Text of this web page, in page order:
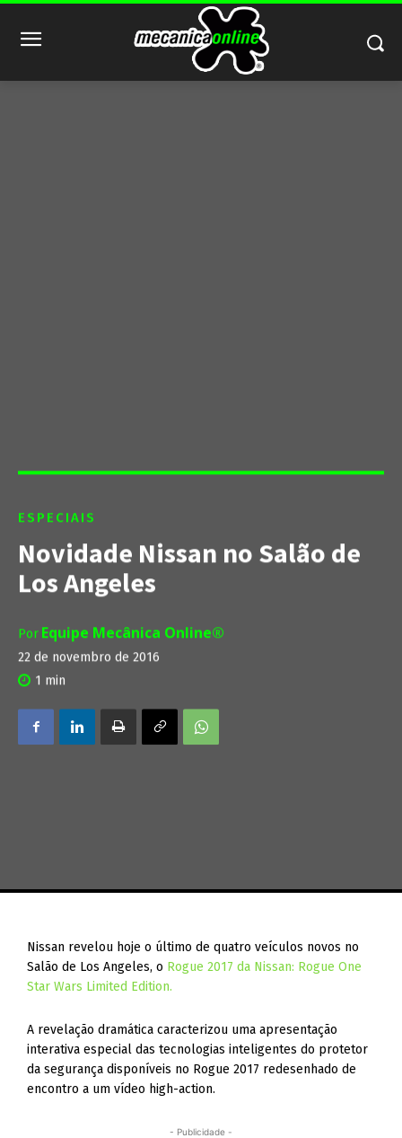
ESPECIAIS
Novidade Nissan no Salão de
Los Angeles
Por Equipe Mecânica Online®
22 de novembro de 2016
1 min
Nissan revelou hoje o último de quatro veículos novos no
Salão de Los Angeles, o Rogue 2017 da Nissan: Rogue One
Star Wars Limited Edition.
A revelação dramática caracterizou uma apresentação
interativa especial das tecnologias inteligentes do protetor
da segurança disponíveis no Rogue 2017 redesenhado de
encontro a um vídeo high-action.
- Publicidade -